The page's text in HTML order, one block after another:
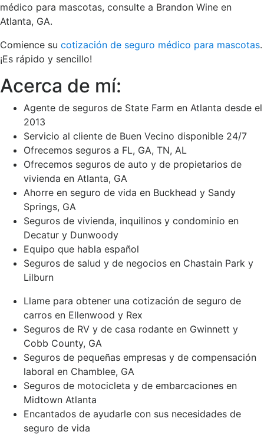
médico para mascotas, consulte a Brandon Wine en
Atlanta, GA.
Comience su cotización de seguro médico para mascotas.
¡Es rápido y sencillo!
Acerca de mí:
Agente de seguros de State Farm en Atlanta desde el
2013
Servicio al cliente de Buen Vecino disponible 24/7
Ofrecemos seguros a FL, GA, TN, AL
Ofrecemos seguros de auto y de propietarios de
vivienda en Atlanta, GA
Ahorre en seguro de vida en Buckhead y Sandy
Springs, GA
Seguros de vivienda, inquilinos y condominio en
Decatur y Dunwoody
Equipo que habla español
Seguros de salud y de negocios en Chastain Park y
Lilburn
Llame para obtener una cotización de seguro de
carros en Ellenwood y Rex
Seguros de RV y de casa rodante en Gwinnett y
Cobb County, GA
Seguros de pequeñas empresas y de compensación
laboral en Chamblee, GA
Seguros de motocicleta y de embarcaciones en
Midtown Atlanta
Encantados de ayudarle con sus necesidades de
seguro de vida